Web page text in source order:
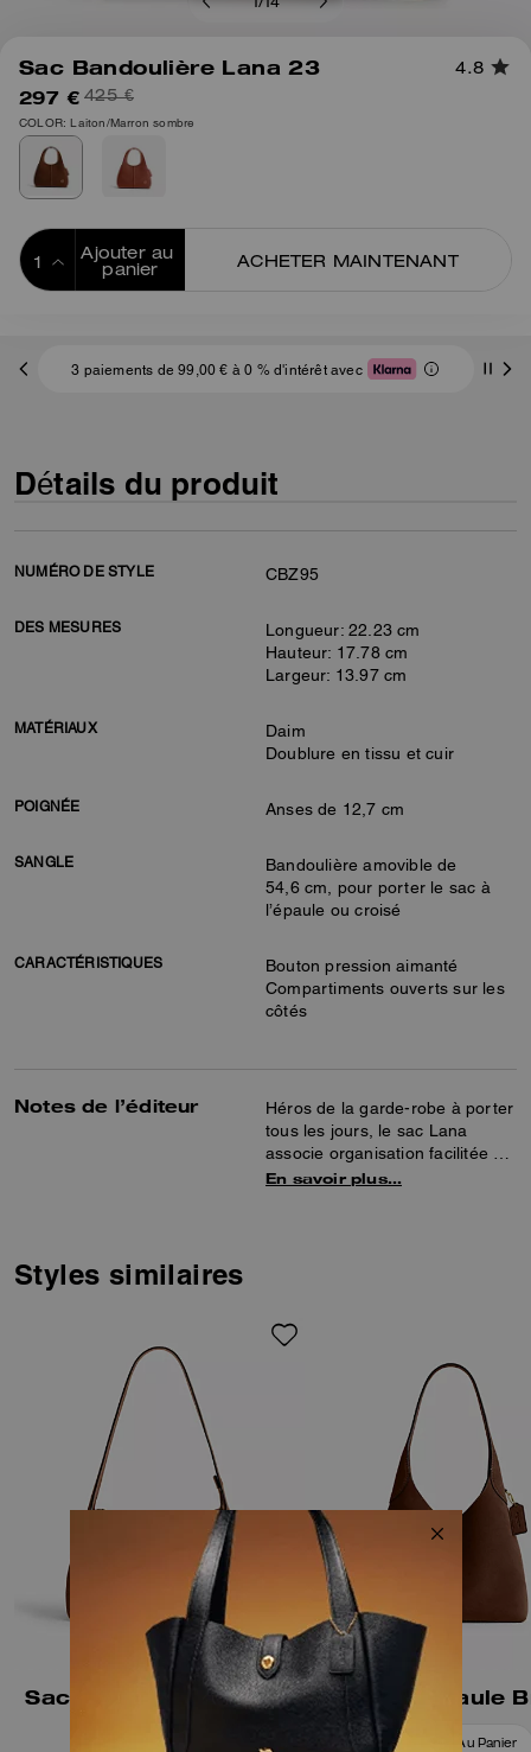
/ 14
Sac Bandoulière Lana 23 4.8
297 € 425 €
COLOR: Laiton/Marron sombre
Ajouter au
panier
ACHETER MAINTENANT
3 paiements de 99,00 € à 0 % d'intérêt avec
Détails du produit
NUMÉRO DE STYLE CBZ95
DES MESURES
Longueur: 22.23 cm
Hauteur: 17.78 cm
Largeur: 13.97 cm
MATÉRIAUX
Daim
Doublure en tissu et cuir
POIGNÉE Anses de 12,7 cm
SANGLE
Bandoulière amovible de
54,6 cm, pour porter le sac à
l’épaule ou croisé
CARACTÉRISTIQUES
Bouton pression aimanté
Compartiments ouverts sur les
côtés
Notes de l’éditeur
Héros de la garde-robe à porter
tous les jours, le sac Lana
associe organisation facilitée et
allure sophistiquée. Orné de
bandoulière amovible pour un
spacieux, élégant, fonctionnel
(en gros, il a tout ce dont vous
rêvez pour un sac).
En savoir plus…
Styles similaires
Sac à bandoulière Lola
Ajouter Au Panier Ajouter Au Panier